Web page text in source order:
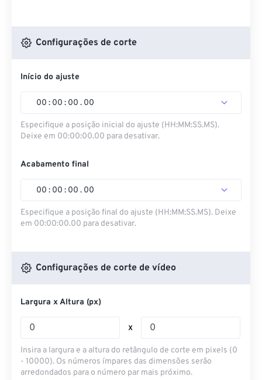
Configurações de corte
Início do ajuste
00 : 00 : 00 . 00
Especifique a posição inicial do ajuste (HH:MM:SS.MS).
Deixe em 00:00:00.00 para desativar.
Acabamento final
00 : 00 : 00 . 00
Especifique a posição final do ajuste (HH:MM:SS.MS). Deixe
em 00:00:00.00 para desativar.
Configurações de corte de vídeo
Largura x Altura (px)
x
Insira a largura e a altura do retângulo de corte em pixels (0
- 10000). Os números ímpares das dimensões serão
arredondados para o número par mais próximo.